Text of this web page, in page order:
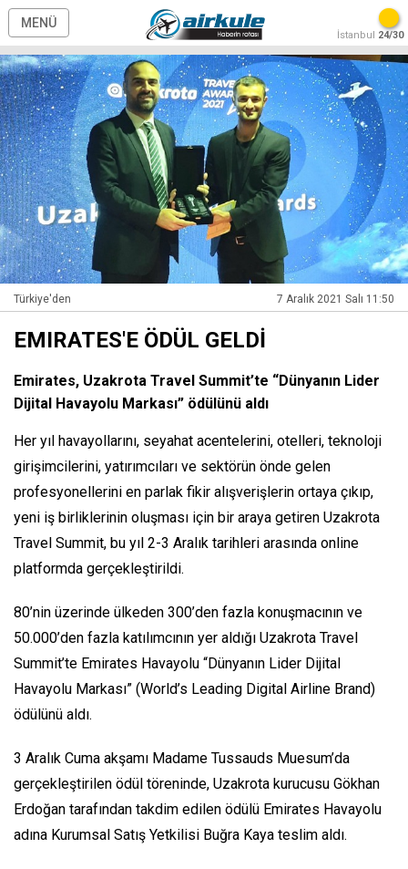
MENÜ
İstanbul 24/30
Türkiye'den 7 Aralık 2021 Salı 11:50
EMIRATES'E ÖDÜL GELDİ
Emirates, Uzakrota Travel Summit’te “Dünyanın Lider
Dijital Havayolu Markası” ödülünü aldı
Her yıl havayollarını, seyahat acentelerini, otelleri, teknoloji
girişimcilerini, yatırımcıları ve sektörün önde gelen
profesyonellerini en parlak fikir alışverişlerin ortaya çıkıp,
yeni iş birliklerinin oluşması için bir araya getiren Uzakrota
Travel Summit, bu yıl 2-3 Aralık tarihleri arasında online
platformda gerçekleştirildi.
80’nin üzerinde ülkeden 300’den fazla konuşmacının ve
50.000’den fazla katılımcının yer aldığı Uzakrota Travel
Summit’te Emirates Havayolu “Dünyanın Lider Dijital
Havayolu Markası” (World’s Leading Digital Airline Brand)
ödülünü aldı.
3 Aralık Cuma akşamı Madame Tussauds Muesum’da
gerçekleştirilen ödül töreninde, Uzakrota kurucusu Gökhan
Erdoğan tarafından takdim edilen ödülü Emirates Havayolu
adına Kurumsal Satış Yetkilisi Buğra Kaya teslim aldı.